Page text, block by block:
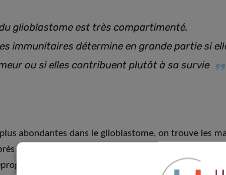
glioblastome est très compartimenté.
immunitaires détermine en grande partie si
ou si elles contribuent plutôt à sa survie
abondantes dans le glioblastome, on trouve les
d’un tiers de la masse tumorale. Plutôt que
pour supprimer les réponses